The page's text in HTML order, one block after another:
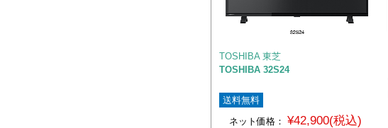
TOSHIBA 東芝
TOSHIBA 32S24
送料無料
ネット価格：
¥42,900(税込)